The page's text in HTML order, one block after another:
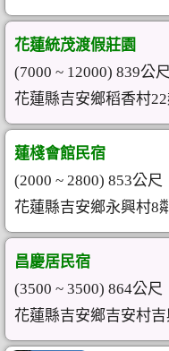
花蓮統茂渡假莊園
(7000 ~ 12000) 839公尺
花蓮縣吉安鄉稻香村
蓮棧會館民宿
(2000 ~ 2800) 853公尺
花蓮縣吉安鄉永興村8
昌慶居民宿
(3500 ~ 3500) 864公尺
花蓮縣吉安鄉吉安村